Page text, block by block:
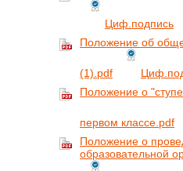
Циф.подпись
Положение об
(1).pdf
Положение о
первом классе.pdf
Положение о
образовательной